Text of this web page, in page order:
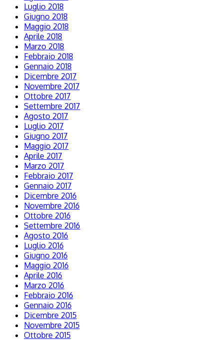
Luglio 2018
Giugno 2018
Maggio 2018
Aprile 2018
Marzo 2018
Febbraio 2018
Gennaio 2018
Dicembre 2017
Novembre 2017
Ottobre 2017
Settembre 2017
Agosto 2017
Luglio 2017
Giugno 2017
Maggio 2017
Aprile 2017
Marzo 2017
Febbraio 2017
Gennaio 2017
Dicembre 2016
Novembre 2016
Ottobre 2016
Settembre 2016
Agosto 2016
Luglio 2016
Giugno 2016
Maggio 2016
Aprile 2016
Marzo 2016
Febbraio 2016
Gennaio 2016
Dicembre 2015
Novembre 2015
Ottobre 2015